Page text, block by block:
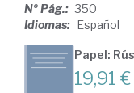
Nº Pág.: 350
Idiomas: Español
Papel:
19,91 €